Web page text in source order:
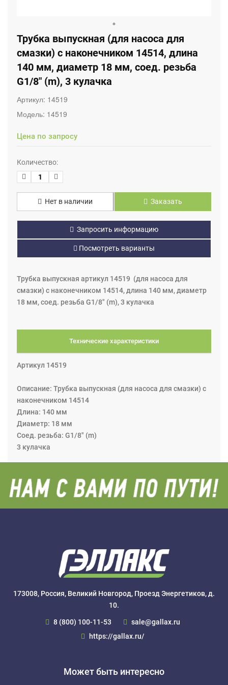
Трубка выпускная (для насоса для
смазки) с наконечником 14514, длина
140 мм, диаметр 18 мм, соед. резьба
G1/8" (m), 3 кулачка
Артикул: 14519
Модель: 14519
Цена по запросу
Количество:
Нет в наличии Заказать
Запросить информацию
Посмотреть варианты
Трубка выпускная артикул 14519 (для насоса для
смазки) с наконечником 14514, длина 140 мм, диаметр
18 мм, соед. резьба G1/8" (m), 3 кулачка
Технические характеристики
Артикул 14519
Описание: Трубка выпускная (для насоса для смазки) с
наконечником 14514
Длина: 140 мм
Диаметр: 18 мм
Соед. резьба: G1/8" (m)
3 кулачка
173008, Россия, Великий Новгород, Проезд Энергетиков, д.
10.
8 (800) 100-11-53
sale@gallax.ru
https://gallax.ru/
Может быть интересно